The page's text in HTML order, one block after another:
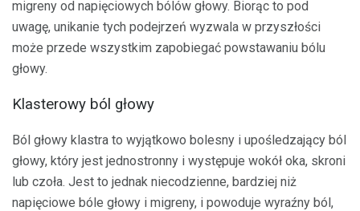
migreny od napięciowych bólów głowy. Biorąc to pod
uwagę, unikanie tych podejrzeń wyzwala w przyszłości
może przede wszystkim zapobiegać powstawaniu bólu
głowy.
Klasterowy ból głowy
Ból głowy klastra to wyjątkowo bolesny i upośledzający ból
głowy, który jest jednostronny i występuje wokół oka, skroni
lub czoła. Jest to jednak niecodzienne, bardziej niż
napięciowe bóle głowy i migreny, i powoduje wyraźny ból,